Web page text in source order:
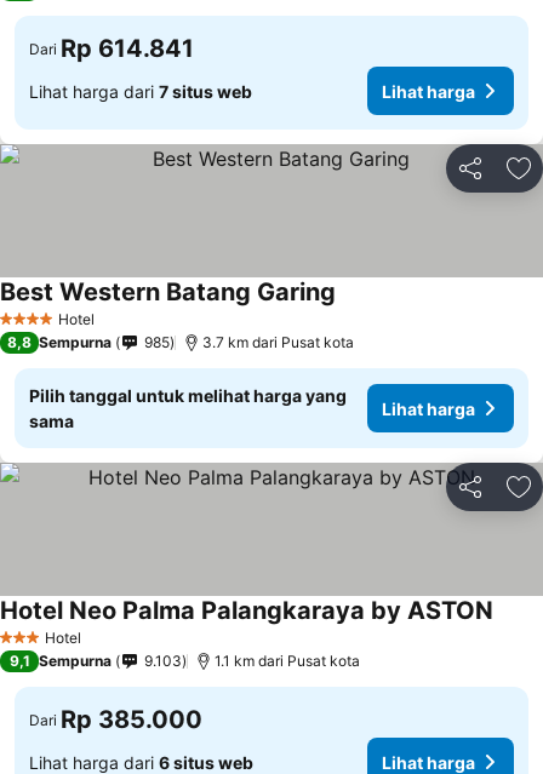
Dari Rp 614.841
Lihat harga dari 7 situs web Lihat harga
Bagikan
4 BintangHotel
Best Western Batang Garing
8,8 Sempurna 985 3.7 km dari Pusat kota
Pilih tanggal untuk melihat harga yang
sama
Lihat harga
Bagikan
3 BintangHotel
Hotel Neo Palma Palangkaraya by ASTON
9,1 Sempurna 9.103 1.1 km dari Pusat kota
Dari Rp 385.000
Lihat harga dari 6 situs web Lihat harga